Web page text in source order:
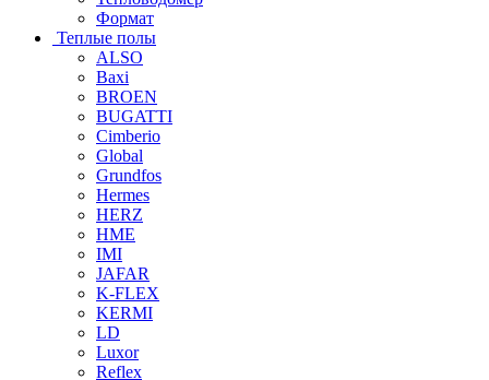
Формат
Теплые полы
ALSO
Baxi
BROEN
BUGATTI
Cimberio
Global
Grundfos
Hermes
HERZ
HME
IMI
JAFAR
K-FLEX
KERMI
LD
Luxor
Reflex